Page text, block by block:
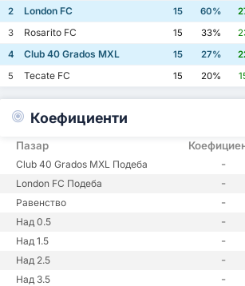
2
London FC 15 60%
3
Rosarito FC 15 33%
4
Club 40 Grados MXL 15 27%
5
Tecate FC 15 20%
Коефициенти
Пазар
Club 40 Grados MXL Подеба -
London FC Подеба -
Равенство -
Над 0.5 -
Над 1.5 -
Над 2.5 -
Над 3.5 -